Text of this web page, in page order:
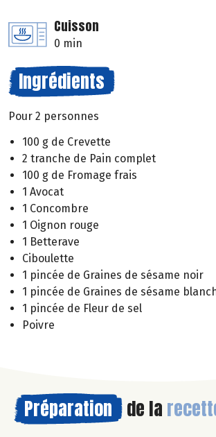
Cuisson
0 min
Ingrédients
Pour 2 personnes
100 g de Crevette
2 tranche de Pain complet
100 g de Fromage frais
1 Avocat
1 Concombre
1 Oignon rouge
1 Betterave
Ciboulette
1 pincée de Graines de sésame noir
1 pincée de Graines de sésame
1 pincée de Fleur de sel
Poivre
Préparation de la